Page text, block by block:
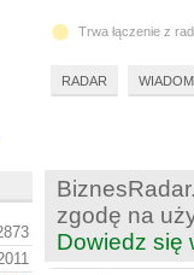
zgodę na
Dowiedz się
Trwa łączenie z
RADAR